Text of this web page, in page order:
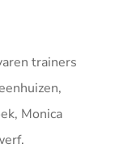
trainers
Monica